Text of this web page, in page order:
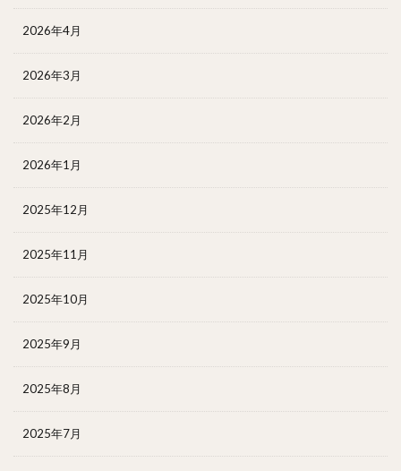
2026年4月
2026年3月
2026年2月
2026年1月
2025年12月
2025年11月
2025年10月
2025年9月
2025年8月
2025年7月